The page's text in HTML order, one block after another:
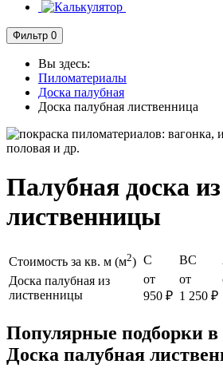
Фильтр 0
Вы здесь:
Пиломатериалы
Доска палубная
Доска палубная лиственница
Палубная доска из
лиственницы
Стоимость за кв. м (м2) С ВС
Доска палубная из
лиственницы
от
950 ₽
от
1 250 ₽
Популярные подборки в
Доска палубная